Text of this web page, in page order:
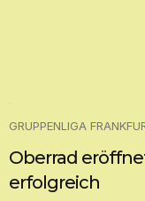
GRUPPENLIGA
Oberrad
erfolgreich